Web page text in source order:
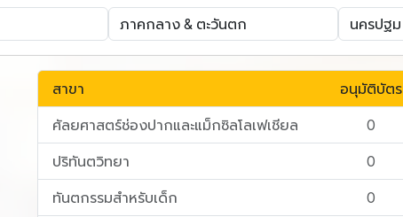
สาขา อนุมัติบัตร
ศัลยศาสตร์ช่องปากและแม็กซิลโลเฟเชียล 0
ปริทันตวิทยา 0
ทันตกรรมสำหรับเด็ก 0